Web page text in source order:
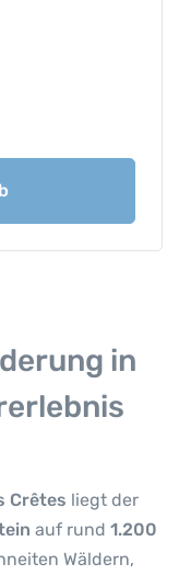
in
Crêtes liegt der
auf rund 1.200
Wäldern,